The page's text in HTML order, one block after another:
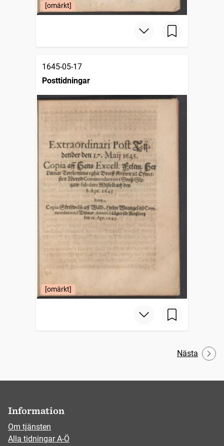
[omärkt]
1645-05-17
Posttidningar
[omärkt]
Nästa
Information
Om tjänsten
Alla tidningar A-Ö